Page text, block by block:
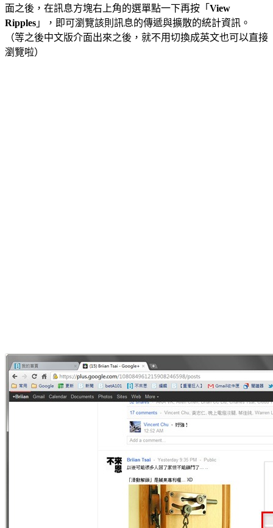
面之後，在訊息方塊右上角的選單點一下再按「 View
Ripples 」，即可瀏覽該則訊息的傳遞與擴散的統計資訊。
（等之後中文版介面出來之後，就不用切換成英文也可以直接
瀏覽啦）